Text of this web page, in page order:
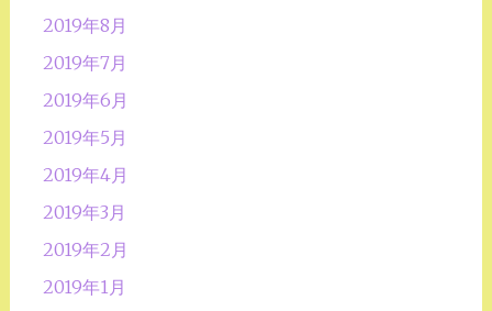
2019年8月
2019年7月
2019年6月
2019年5月
2019年4月
2019年3月
2019年2月
2019年1月